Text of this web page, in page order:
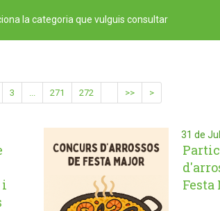
la categoria que vulguis consultar
3 ... 271 272 >> >
i
31 de
Festa